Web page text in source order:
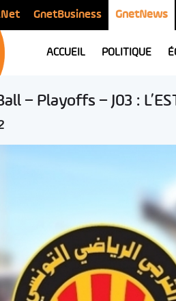
GnetBusiness GnetNews
ACCUEIL POLITIQUE
– Playoffs – J03 :